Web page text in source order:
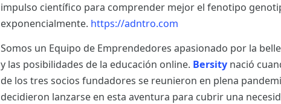
impulso científico para comprender mejor el fenotipo
exponencialmente. https://adntro.com
Somos un Equipo de Emprendedores apasionado por la
y las posibilidades de la educación online. Bersity nació
de los tres socios fundadores se reunieron en plena
decidieron lanzarse en esta aventura para cubrir una